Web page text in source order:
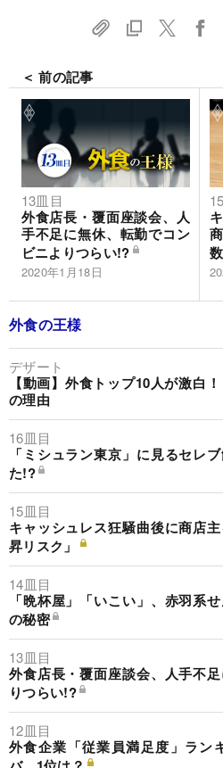
＜ 前の記事
13皿目
外食店長・覆面座談会、人
手不足に無休、転勤でコン
ビニよりつらい!?
2020年1月18日
外食の王様
デザート
【動画】外食トップ10人が激白
の理由
16皿目
「ミシュラン東京」に見るセレ
た!?
15皿目
キャッシュレス狂騒曲後に商店
昇リスク」
14皿目
「晩杯屋」「いこい」、赤羽系
の秘密
13皿目
外食店長・覆面座談会、人手不
りつらい!?
12皿目
外食企業「従業員満足度」ラン